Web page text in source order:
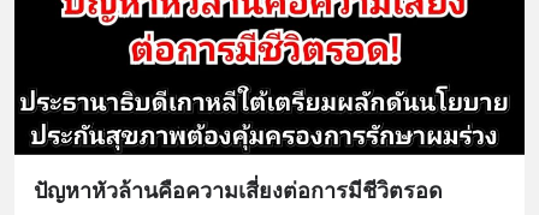
ปัญหาหัวล้านคือความเสี่ยงต่อการมีชีวิตรอด